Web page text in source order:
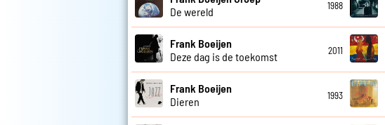
De wereld
1988
Frank Boeijen
Deze dag is de toekomst
2011
Frank Boeijen
Dieren
1993